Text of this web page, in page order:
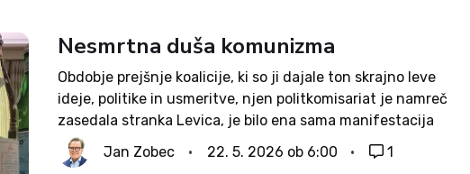
Nesmrtna duša komunizma
Obdobje prejšnje koalicije, ki so ji dajale ton skrajno leve
ideje, politike in usmeritve, njen politkomisariat je namreč
zasedala stranka Levica, je bilo ena sama manifestacija
rekla poljskega filozofa Kołakowskega, da je laž nesmrtna
duša komunizma.Za komunizem ni zato nič...
Jan Zobec 22. 5. 2026 ob 6:00 1